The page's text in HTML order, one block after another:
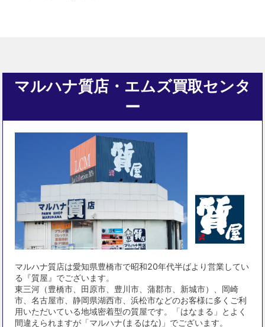
マルハナ質店・エムズ買取センタ
ー
マルハナ質店は愛知県豊橋市で昭和20年代半ばより営業してい
る『質屋』でございます。
東三河（豊橋市、田原市、豊川市、蒲郡市、新城市）、岡崎
市、名古屋市、静岡県湖西市、浜松市などのお客様に多くご利
用いただいている地域密着型の質屋です。「はなまる」とよく
間違えられますが「マルハナ(まるはな)」でございます。